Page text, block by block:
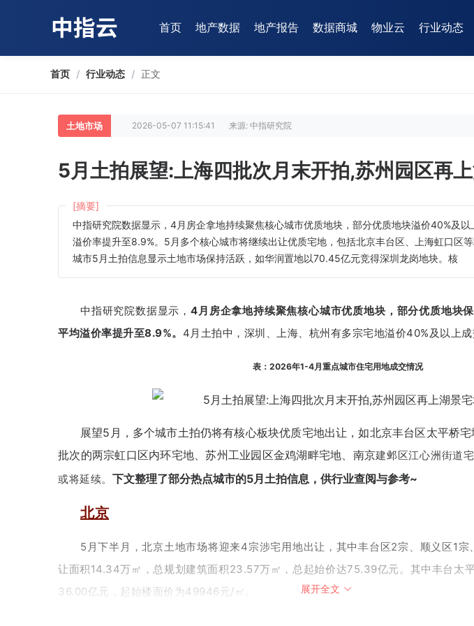
首页 地产数据 地产报告 数据商城 物业云 行业动态
首页 / 行业动态 / 正文
土地市场 2026-05-07 11:15:41 来源: 中指研究院
5月土拍展望:上海四批次月末开拍,苏州园区再
[摘要]
中指研究院数据显示，4月房企拿地持续聚焦核心城市优质地块，部分优质地块溢价40%及
溢价率提升至8.9%。5月多个核心城市将继续出让优质宅地，包括北京丰台区、上海虹口区
城市5月土拍信息显示土地市场保持活跃，如华润置地以70.45亿元竞得深圳龙岗地块。核
中指研究院数据显示 ，4月房企拿地持续聚焦核心城市优质地块，部分优质地块
平均溢价率提升至8.9%。 4月土拍中，深圳、上海、杭州有多宗宅地溢价40%及以上成
表：2026年1-4月重点城市住宅用地成交情况
展望5月，多个城市土拍仍将有核心板块优质宅地出让，如北京丰台区太平桥
批次的两宗虹口区内环宅地、苏州工业园区金鸡湖畔宅地、南京建邺区江心洲街道
或将延续。 下文整理了部分热点城市的5月土拍信息，供行业查阅与参考~
北京
5月下半月，北京土地市场将迎来4宗涉宅用地出让，其中丰台区2宗、顺义区1宗
让面积14.34万㎡，总规划建筑面积23.57万㎡，总起始价达75.39亿元。其中丰台太
36.00亿元，起始楼面价为49946元/㎡。
展开全文